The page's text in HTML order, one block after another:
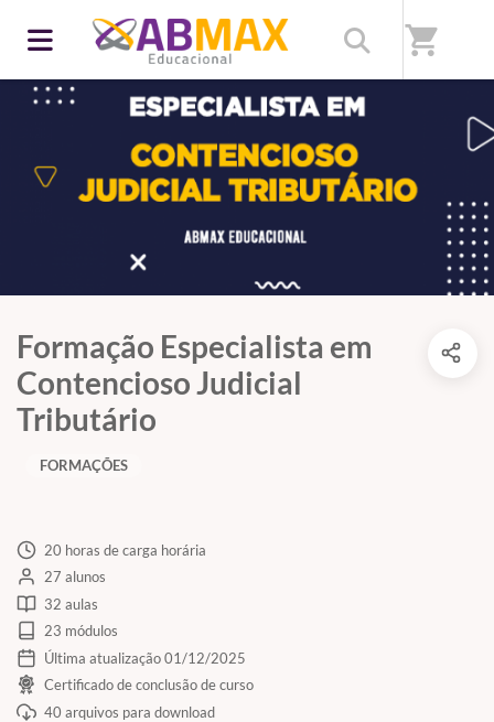
shopping_cart
Formação Especialista em
Contencioso Judicial
Tributário
FORMAÇÕES
20 horas de carga horária
27 alunos
32 aulas
23 módulos
Última atualização 01/12/2025
Certificado de conclusão de curso
40 arquivos para download